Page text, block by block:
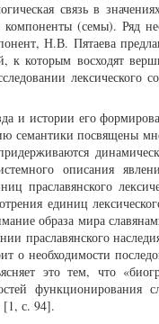
связь в
(семы). Ряд
Н.В. Пятаева
к которым восходят
лексического
и истории его
семантики посвящены
описания
праславянского
единиц
образа мира
праславянского
о необходимости
это тем, что
[1, с. 94].